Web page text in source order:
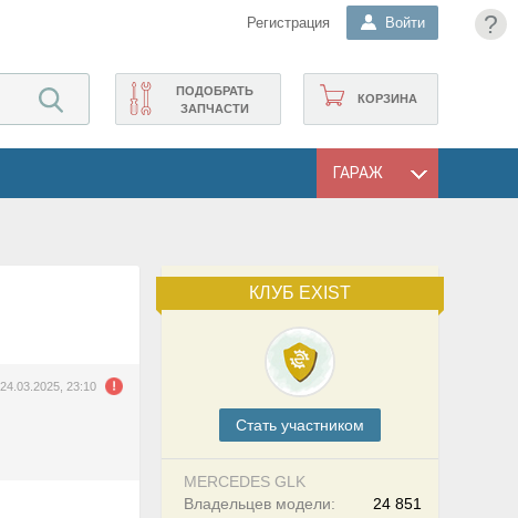
?
Регистрация Войти
КОРЗИНА
ПОДОБРАТЬ
ЗАПЧАСТИ
ГАРАЖ
КЛУБ EXIST
Cтать участником
MERCEDES GLK
24 851
Владельцев модели:
24.03.2025, 23:10